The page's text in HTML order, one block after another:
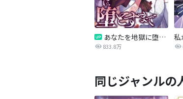
あなたを地獄に堕とすまで
833.8万
私
同じジャンルの